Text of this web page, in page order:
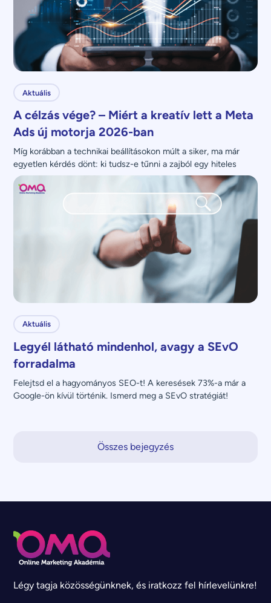
Aktuális
A célzás vége? – Miért a kreatív lett a Meta
Ads új motorja 2026-ban
Míg korábban a technikai beállításokon múlt a siker, ma már
egyetlen kérdés dönt: ki tudsz-e tűnni a zajból egy hiteles
üzenettel?
Aktuális
Legyél látható mindenhol, avagy a SEvO
forradalma
Felejtsd el a hagyományos SEO-t! A keresések 73%-a már a
Google-ön kívül történik. Ismerd meg a SEvO stratégiát!
Összes bejegyzés
Légy tagja közösségünknek, és iratkozz fel hírlevelünkre!